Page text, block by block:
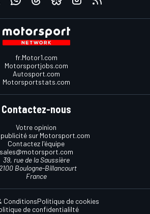
fr.Motor1.com
Motorsportjobs.com
Autosport.com
Motorsportstats.com
Contactez-nous
Votre opinion
sur Motorsport.com
Contactez l'équipe
sales@motorsport.com
39, rue de la Saussière
Boulogne-Billancourt
France
ConditionsPolitique de cookies
de confidentialilté